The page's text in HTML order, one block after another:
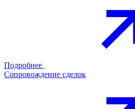
Подробнее
Сопровождение сделок